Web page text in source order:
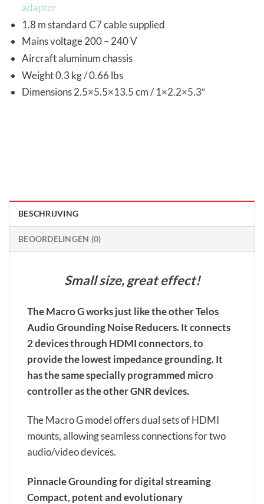
adapter
1.8 m standard C7 cable supplied
Mains voltage 200 – 240 V
Aircraft aluminum chassis
Weight 0.3 kg / 0.66 lbs
Dimensions 2.5×5.5×13.5 cm / 1×2.2×5.3″
BESCHRIJVING
BEOORDELINGEN (0)
Small size, great effect!
The Macro G works just like the other Telos
Audio Grounding Noise Reducers. It connects
2 devices through HDMI connectors, to
provide the lowest impedance grounding. It
has the same specially programmed micro
controller as the other GNR devices.
The Macro G model offers dual sets of HDMI
mounts, allowing seamless connections for two
audio/video devices.
Pinnacle Grounding for digital streaming
Compact, potent and evolutionary